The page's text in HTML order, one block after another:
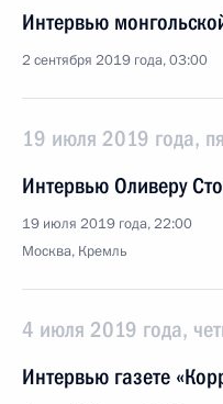
Интервью
2 сентября 2019 года, 03:00
19 июля 2019 года,
Интервью Оливеру
19 июля 2019 года, 22:00
Москва, Кремль
4 июля 2019 года,
Интервью газете